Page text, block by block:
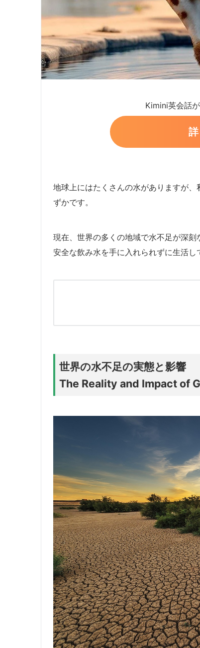
Kimini英会話
地球上にはたくさんの水がありますが、
ずかです。
現在、世界の多くの地域で水不足が深
安全な飲み水を手に入れられずに生活し
世界の水不足の実態と影響
The Reality and Impact of